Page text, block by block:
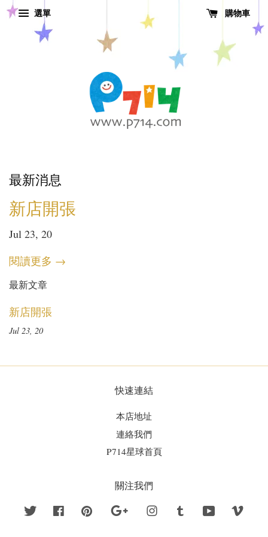
選單 購物車
最新消息
新店開張
Jul 23, 20
閱讀更多 →
最新文章
新店開張
Jul 23, 20
快速連結
本店地址
連絡我們
P714星球首頁
關注我們
Twitter Facebook Pinterest Google Instagram Tumblr YouTube